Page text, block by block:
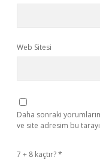
Web Sitesi
Daha sonraki
ve site adresim bu
7 + 8 kaçtır?*